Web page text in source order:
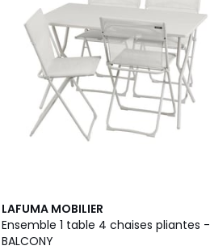
LAFUMA MOBILIER
Ensemble 1 table 4 chaises pliantes -
BALCONY
5
/
5
3
Couleurs